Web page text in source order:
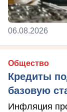
06.08.2026
Общество
Кредиты
базовую
Инфляция